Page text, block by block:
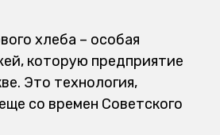
хлеба – особая
которую предприятие
Это технология,
со времен Советского